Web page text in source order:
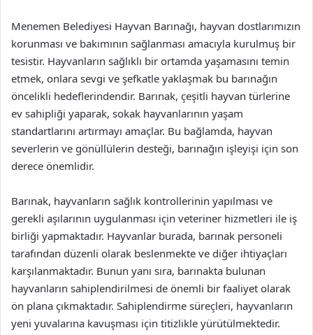
Menemen Belediyesi Hayvan Barınağı, hayvan dostlarımızın
korunması ve bakımının sağlanması amacıyla kurulmuş bir
tesistir. Hayvanların sağlıklı bir ortamda yaşamasını temin
etmek, onlara sevgi ve şefkatle yaklaşmak bu barınağın
öncelikli hedeflerindendir. Barınak, çeşitli hayvan türlerine
ev sahipliği yaparak, sokak hayvanlarının yaşam
standartlarını artırmayı amaçlar. Bu bağlamda, hayvan
severlerin ve gönüllülerin desteği, barınağın işleyişi için son
derece önemlidir.
Barınak, hayvanların sağlık kontrollerinin yapılması ve
gerekli aşılarının uygulanması için veteriner hizmetleri ile iş
birliği yapmaktadır. Hayvanlar burada, barınak personeli
tarafından düzenli olarak beslenmekte ve diğer ihtiyaçları
karşılanmaktadır. Bunun yanı sıra, barınakta bulunan
hayvanların sahiplendirilmesi de önemli bir faaliyet olarak
ön plana çıkmaktadır. Sahiplendirme süreçleri, hayvanların
yeni yuvalarına kavuşması için titizlikle yürütülmektedir.